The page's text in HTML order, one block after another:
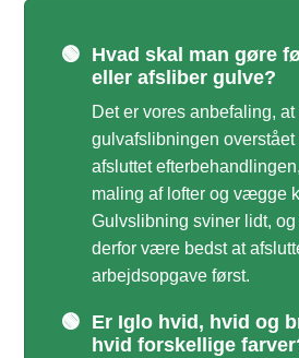
🟢 Hvad skal man gøre
eller afsliber gulve?
Det er vores anbefaling, at
gulvafslibningen overstået
afsluttet
maling af lofter og vægge
Gulvslibning sviner lidt, og
derfor være bedst at
arbejdsopgave først.
🟢 Er Iglo hvid, hvid og
hvid forskellige